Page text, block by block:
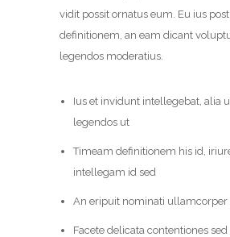
vidit possit ornatus eum. Eu ius
definitionem, an eam dicant
legendos moderatius.
Ius et invidunt intellegebat, alia
legendos ut
Timeam definitionem his id,
intellegam id sed
An eripuit nominati ullamcorper
Facete delicata contentiones